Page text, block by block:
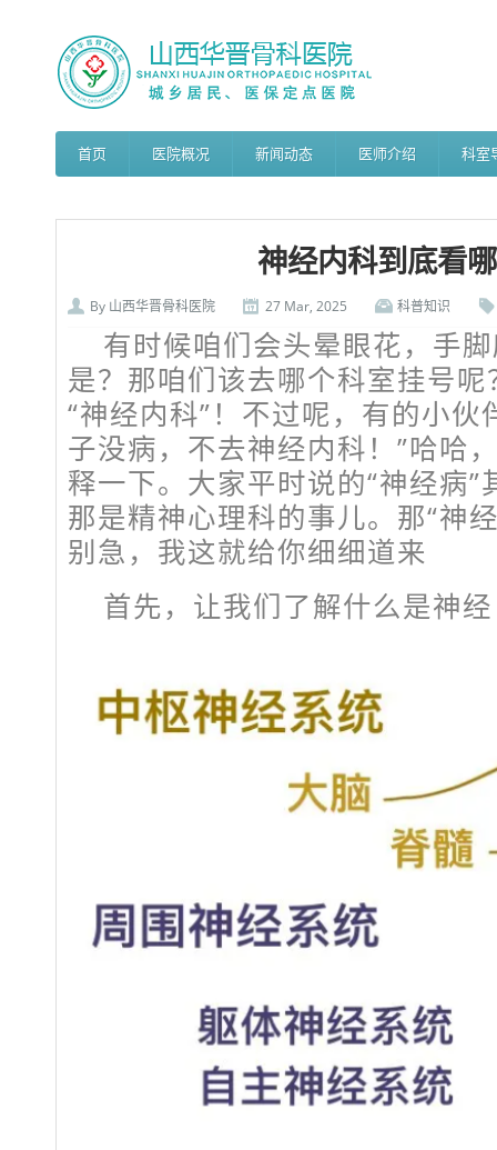
首页 医院概况 新闻动态 医师介绍 科室
神经内科到底看
By 山西华晋骨科医院 27 Mar, 2025 科普知识
有时候咱们会头晕眼花，手
是？那咱们该去哪个科室挂号
“神经内科”！不过呢，有的小伙
子没病，不去神经内科！”哈哈
释一下。大家平时说的“神经病”
那是精神心理科的事儿。那“神
别急，我这就给你细细道来
首先，让我们了解什么是神经